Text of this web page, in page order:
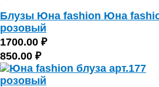
Блузы Юна fashion Юна
розовый
1700.00 ₽
850.00 ₽